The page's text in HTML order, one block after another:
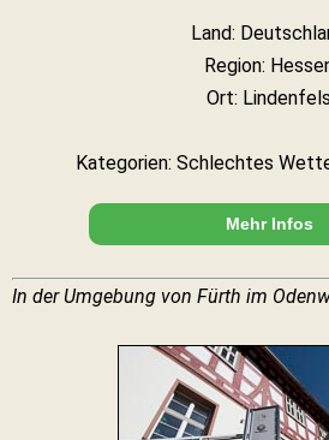
Land:
Region:
Ort: Lindenfels
Kategorien: Schlechtes
Mehr Infos
In der Umgebung von Fürth im